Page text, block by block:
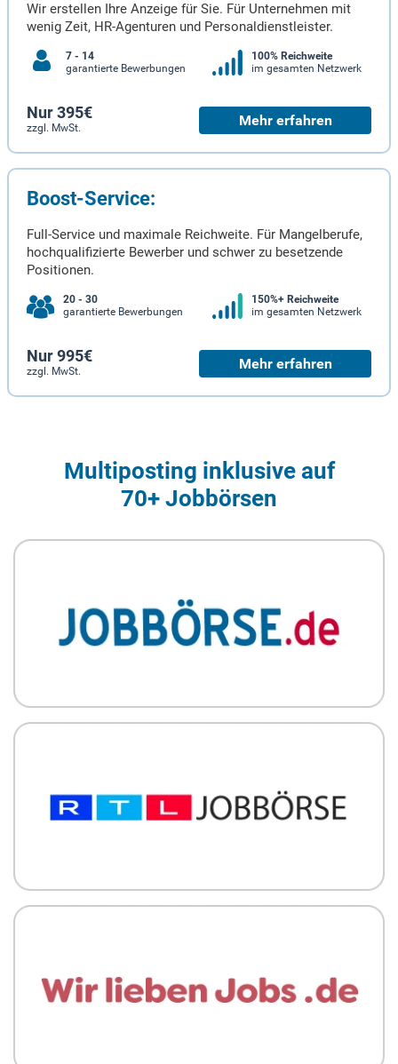
Wir erstellen Ihre Anzeige für Sie. Für Unternehmen mit
wenig Zeit, HR-Agenturen und Personaldienstleister.
7 - 14
garantierte Bewerbungen
100% Reichweite
im gesamten Netzwerk
Nur 395€
zzgl. MwSt. Mehr erfahren
Boost-Service:
Full-Service und maximale Reichweite. Für Mangelberufe,
hochqualifizierte Bewerber und schwer zu besetzende
Positionen.
20 - 30
garantierte Bewerbungen
150%+ Reichweite
im gesamten Netzwerk
Nur 995€
zzgl. MwSt. Mehr erfahren
Multiposting inklusive auf
70+ Jobbörsen